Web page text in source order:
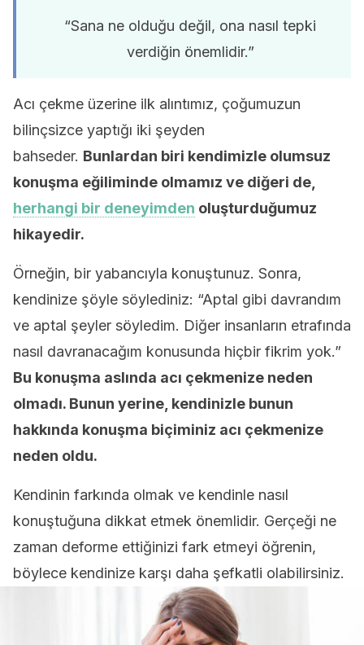
“Sana ne olduğu değil, ona nasıl tepki
verdiğin önemlidir.”
Acı çekme üzerine ilk alıntımız, çoğumuzun
bilinçsizce yaptığı iki şeyden
bahseder. Bunlardan biri kendimizle olumsuz
konuşma eğiliminde olmamız ve diğeri de,
herhangi bir deneyimden oluşturduğumuz
hikayedir.
Örneğin, bir yabancıyla konuştunuz. Sonra,
kendinize şöyle söylediniz: “Aptal gibi davrandım
ve aptal şeyler söyledim. Diğer insanların etrafında
nasıl davranacağım konusunda hiçbir fikrim yok.”
Bu konuşma aslında acı çekmenize neden
olmadı. Bunun yerine, kendinizle bunun
hakkında konuşma biçiminiz acı çekmenize
neden oldu.
Kendinin farkında olmak ve kendinle nasıl
konuştuğuna dikkat etmek önemlidir. Gerçeği ne
zaman deforme ettiğinizi fark etmeyi öğrenin,
böylece kendinize karşı daha şefkatli olabilirsiniz.